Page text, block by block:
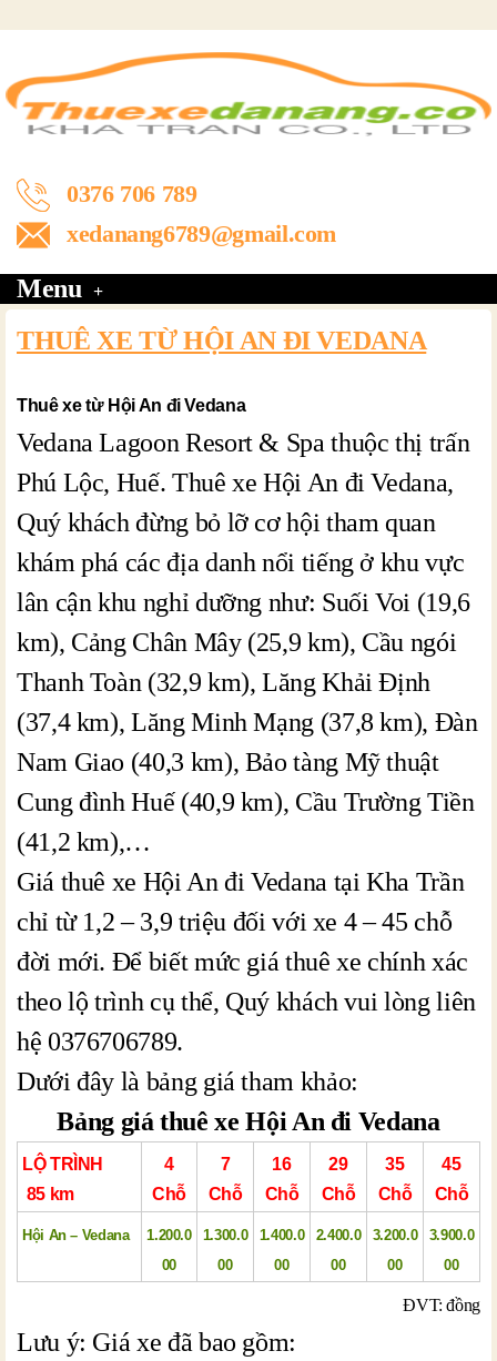
0376 706 789
xedanang6789@gmail.com
Menu
THUÊ XE TỪ HỘI AN ĐI VEDANA
Thuê xe từ Hội An đi Vedana
Vedana Lagoon Resort & Spa thuộc thị trấn
Phú Lộc, Huế. Thuê xe Hội An đi Vedana,
Quý khách đừng bỏ lỡ cơ hội tham quan
khám phá các địa danh nổi tiếng ở khu vực
lân cận khu nghỉ dưỡng như: Suối Voi (19,6
km), Cảng Chân Mây (25,9 km), Cầu ngói
Thanh Toàn (32,9 km), Lăng Khải Định
(37,4 km), Lăng Minh Mạng (37,8 km), Đàn
Nam Giao (40,3 km), Bảo tàng Mỹ thuật
Cung đình Huế (40,9 km), Cầu Trường Tiền
(41,2 km),…
Giá thuê xe Hội An đi Vedana tại Kha Trần
chỉ từ 1,2 – 3,9 triệu đối với xe 4 – 45 chỗ
đời mới. Để biết mức giá thuê xe chính xác
theo lộ trình cụ thể, Quý khách vui lòng liên
hệ 0376706789.
Dưới đây là bảng giá tham khảo:
Bảng giá thuê xe Hội An đi Vedana
LỘ TRÌNH
85 km
4
Chỗ
7
Chỗ
16
Chỗ
29
Chỗ
35
Chỗ
45
Chỗ
Hội An – Vedana
1.200.0
00
1.300.0
00
1.400.0
00
2.400.0
00
3.200.0
00
3.900.0
00
ĐVT: đồng
Lưu ý: Giá xe đã bao gồm: